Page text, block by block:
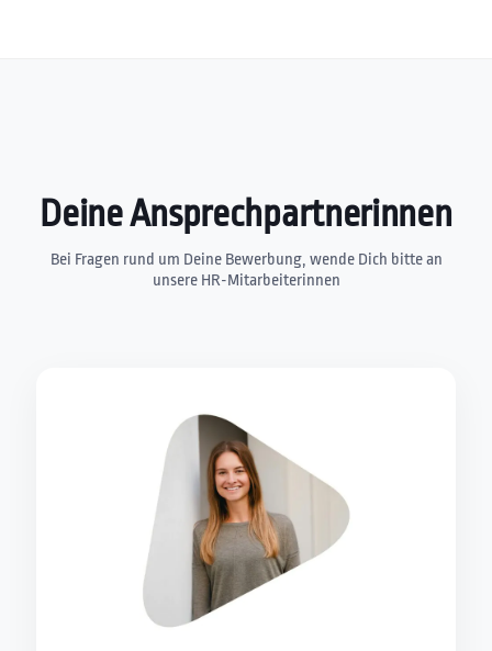
Deine Ansprechpartnerinnen
Bei Fragen rund um Deine Bewerbung, wende Dich bitte an
unsere HR-Mitarbeiterinnen